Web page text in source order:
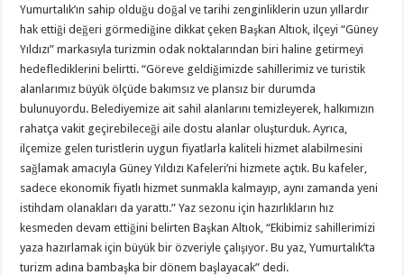
Yumurtalık’ın sahip olduğu doğal ve tarihi zenginliklerin uzun yıllardır
hak ettiği değeri görmediğine dikkat çeken Başkan Altıok, ilçeyi “Güney
Yıldızı” markasıyla turizmin odak noktalarından biri haline getirmeyi
hedeflediklerini belirtti. “Göreve geldiğimizde sahillerimiz ve turistik
alanlarımız büyük ölçüde bakımsız ve plansız bir durumda
bulunuyordu. Belediyemize ait sahil alanlarını temizleyerek, halkımızın
rahatça vakit geçirebileceği aile dostu alanlar oluşturduk. Ayrıca,
ilçemize gelen turistlerin uygun fiyatlarla kaliteli hizmet alabilmesini
sağlamak amacıyla Güney Yıldızı Kafeleri’ni hizmete açtık. Bu kafeler,
sadece ekonomik fiyatlı hizmet sunmakla kalmayıp, aynı zamanda yeni
istihdam olanakları da yarattı.” Yaz sezonu için hazırlıkların hız
kesmeden devam ettiğini belirten Başkan Altıok, “Ekibimiz sahillerimizi
yaza hazırlamak için büyük bir özveriyle çalışıyor. Bu yaz, Yumurtalık’ta
turizm adına bambaşka bir dönem başlayacak” dedi.